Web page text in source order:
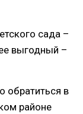
сада –
выгодный –
в
районе